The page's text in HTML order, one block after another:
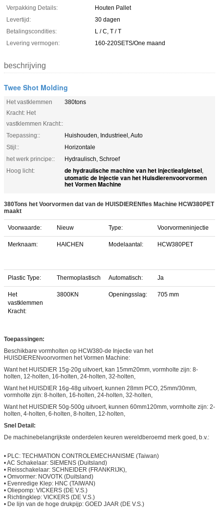
Verpakking Details:
Houten Pallet
Levertijd:
30 dagen
Betalingscondities:
L / C, T / T
Levering vermogen:
160-220SETS/One maand
beschrijving
Twee Shot Molding
Het vastklemmen
Kracht: Het
vastklemmen Kracht::
380tons
Toepassing::
Huishouden, Industrieel, Auto
Stijl::
Horizontale
het werk principe::
Hydraulisch, Schroef
Hoog licht:
de hydraulische machine van het injectieafgietsel,
utomatic de Injectie van het Huisdierenvoorvormen
het Vormen Machine
380Tons het Voorvormen dat van de HUISDIERENfles Machine HCW380PET
maakt
Voorwaarde: Nieuw Type: Voorvormeninjectie
Merknaam: HAICHEN Modelaantal: HCW380PET
Plastic Type: Thermoplastisch Automatisch: Ja
Het
vastklemmen
Kracht:
3800KN Openingsslag: 705 mm
Toepassingen:
Beschikbare vormholten op HCW380-de Injectie van het
HUISDIERENvoorvormen het Vormen Machine:
Want het HUISDIER 15g-20g uitvoert, kan 15mm20mm, vormholte zijn: 8-
holten, 12-holten, 16-holten, 24-holten, 32-holten,
Want het HUISDIER 16g-48g uitvoert, kunnen 28mm PCO, 25mm/30mm,
vormholte zijn: 8-holten, 16-holten, 24-holten, 32-holten,
Want het HUISDIER 50g-500g uitvoert, kunnen 60mm120mm, vormholte zijn: 2-
holten, 4-holten, 6-holten, 8-holten, 12-holten,
Snel Detail:
De machinebelangrijkste onderdelen keuren wereldberoemd merk goed, b.v.:
• PLC: TECHMATION CONTROLEMECHANISME (Taiwan)
• AC Schakelaar: SIEMENS (Duitsland)
• Reisschakelaar: SCHNEIDER (FRANKRIJK),
• Omvormer: NOVOTK (Duitsland)
• Evenredige Klep: HNC (TAIWAN)
• Oliepomp: VICKERS (DE V.S.)
• Richtingklep: VICKERS (DE V.S.)
• De lijn van de hoge drukpijp: GOED JAAR (DE V.S.)